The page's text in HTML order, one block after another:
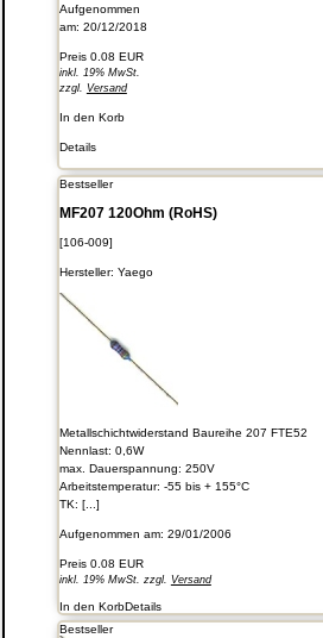
Aufgenommen
am: 20/12/2018
Preis 0.08 EUR
inkl. 19% MwSt.
zzgl. Versand
In den Korb
Details
Bestseller
MF207 120Ohm (RoHS)
[106-009]
Hersteller: Yaego
Metallschichtwiderstand Baureihe 207 FTE52
Nennlast: 0,6W
max. Dauerspannung: 250V
Arbeitstemperatur: -55 bis + 155°C
TK: [...]
Aufgenommen am: 29/01/2006
Preis 0.08 EUR
inkl. 19% MwSt. zzgl. Versand
In den KorbDetails
Bestseller